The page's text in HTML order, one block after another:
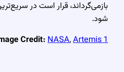
شود.
Credit:NASA,Artemis 1